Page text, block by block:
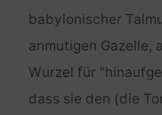
babylonischer
anmutigen Gazelle,
Wurzel für
dass sie den (die